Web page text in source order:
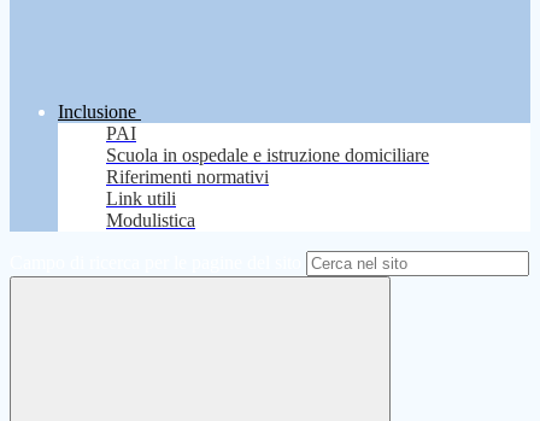
Inclusione
PAI
Scuola in ospedale e istruzione domiciliare
Riferimenti normativi
Link utili
Modulistica